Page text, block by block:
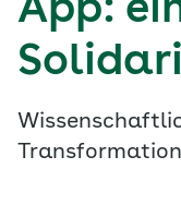
App:
Transformation